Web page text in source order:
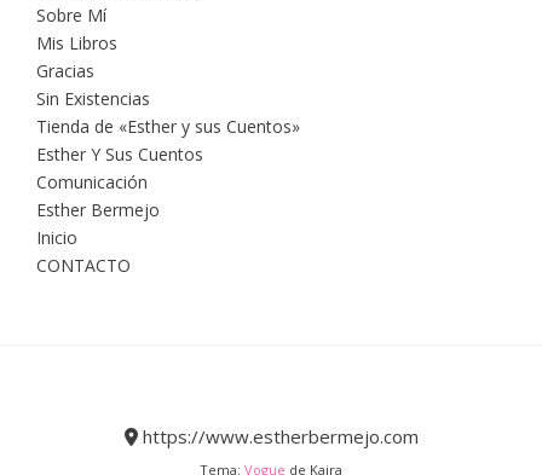
Sobre Mí
Mis Libros
Gracias
Sin Existencias
Tienda de «Esther y sus Cuentos»
Esther Y Sus Cuentos
Comunicación
Esther Bermejo
Inicio
CONTACTO
https://www.estherbermejo.com
Tema: Vogue de Kaira